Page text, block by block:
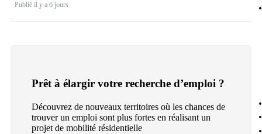
Publié il y a 6 jours
Prêt à élargir votre recherche d’emploi ?
Découvrez de nouveaux territoires où les chances de
trouver un emploi sont plus fortes en réalisant un
projet de mobilité résidentielle